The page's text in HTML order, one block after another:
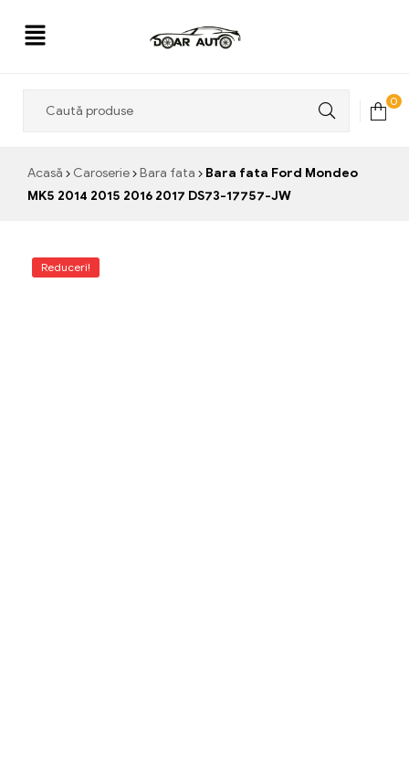
0
Acasă Caroserie Bara fata
Bara fata Ford Mondeo
MK5 2014 2015 2016 2017 DS73-17757-JW
Reduceri!